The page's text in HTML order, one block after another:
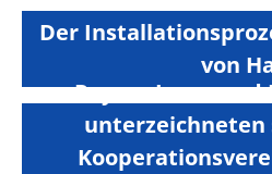
Der
von
Raycus Laser und
unterzeichneten